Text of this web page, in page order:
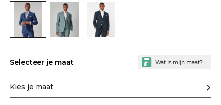
Selecteer je maat
Kies je maat